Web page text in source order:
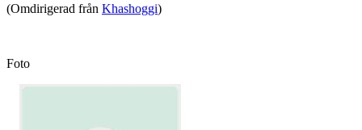
(Omdirigerad från Khashoggi)
Foto